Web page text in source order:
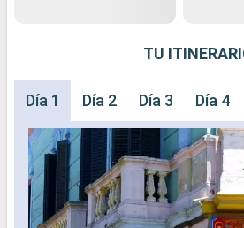
TU
Día 1 Día 2 Día 3 Día 4